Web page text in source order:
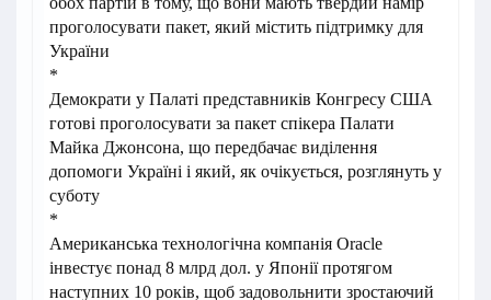
проголосувати пакет, який містить підтримку для
України
*
Демократи у Палаті представників Конгресу США
готові проголосувати за пакет спікера Палати
Майка Джонсона, що передбачає виділення
допомоги Україні і який, як очікується, розглянуть у
суботу
*
Американська технологічна компанія Oracle
інвестує понад 8 млрд дол. у Японії протягом
наступних 10 років, щоб задовольнити зростаючий